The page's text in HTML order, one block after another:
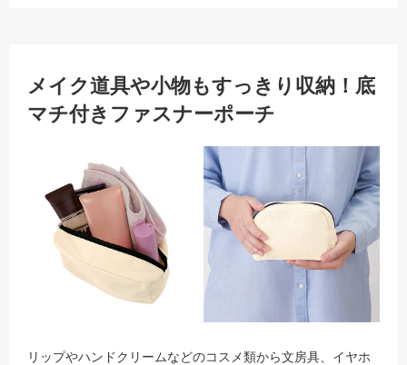
メイク道具や小物もすっきり収納！底
マチ付きファスナーポーチ
リップやハンドクリームなどのコスメ類から文房具、イヤホ